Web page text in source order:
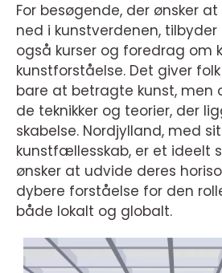
For besøgende, der ønsker
ned i kunstverdenen,
også kurser og foredrag om
kunstforståelse. Det giver
bare at betragte kunst,
de teknikker og teorier, der
skabelse. Nordjylland, med
kunstfællesskab, er et ideelt
ønsker at udvide deres
dybere forståelse for den
både lokalt og globalt.